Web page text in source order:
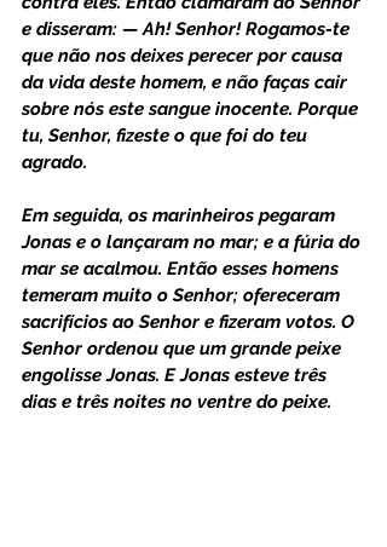
e disseram: — Ah! Senhor! Rogamos-te
que não nos deixes perecer por causa
da vida deste homem, e não faças cair
sobre nós este sangue inocente. Porque
tu, Senhor, fizeste o que foi do teu
agrado.
Em seguida, os marinheiros pegaram
Jonas e o lançaram no mar; e a fúria do
mar se acalmou. Então esses homens
temeram muito o Senhor; ofereceram
sacrifícios ao Senhor e fizeram votos. O
Senhor ordenou que um grande peixe
engolisse Jonas. E Jonas esteve três
dias e três noites no ventre do peixe.